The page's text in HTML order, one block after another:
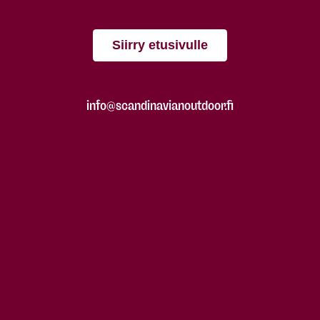
Siirry etusivulle
info@scandinavianoutdoor.fi